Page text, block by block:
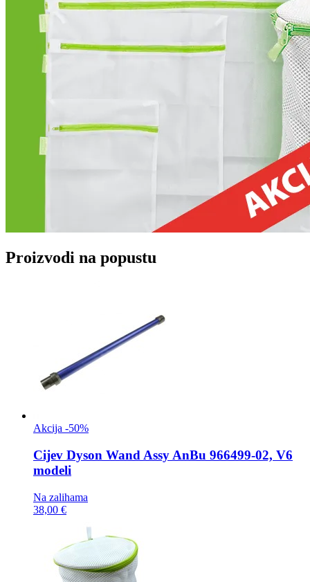
Proizvodi na popustu
Akcija -50%
Cijev Dyson Wand Assy AnBu 966499-02, V6
modeli
Na zalihama
38,00 €